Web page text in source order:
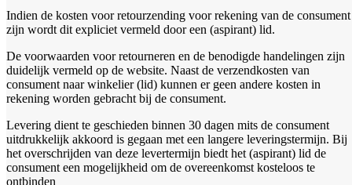
Indien de kosten voor retourzending voor rekening van de consument
zijn wordt dit expliciet vermeld door een (aspirant) lid.
De voorwaarden voor retourneren en de benodigde handelingen zijn
duidelijk vermeld op de website. Naast de verzendkosten van
consument naar winkelier (lid) kunnen er geen andere kosten in
rekening worden gebracht bij de consument.
Levering dient te geschieden binnen 30 dagen mits de consument
uitdrukkelijk akkoord is gegaan met een langere leveringstermijn. Bij
het overschrijden van deze levertermijn biedt het (aspirant) lid de
consument een mogelijkheid om de overeenkomst kosteloos te
ontbinden